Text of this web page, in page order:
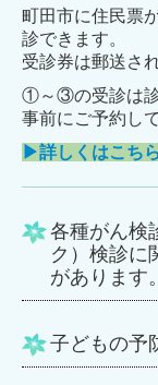
町田市に住民票
診できます。
受診券は郵送さ
①～③の受診は診
事前にご予約し
▶詳しくはこちら
各種がん検
ク）検診に
があります。
子どもの予